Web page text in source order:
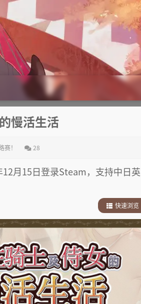
慢活生活
赛！ 28
月15日登录Steam，支持中日英
快速浏览
1.剧情简介：